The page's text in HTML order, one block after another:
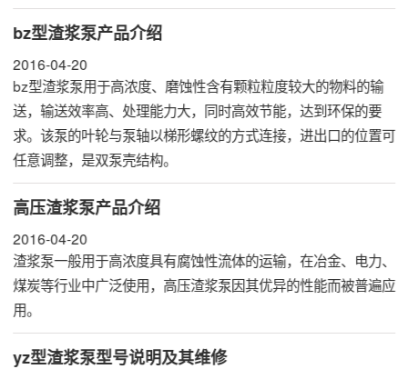
bz型渣浆泵产品介绍
2016-04-20
bz型渣浆泵用于高浓度、磨蚀性含有颗粒粒度较大的物料的输
送，输送效率高、处理能力大，同时高效节能，达到环保的要
求。该泵的叶轮与泵轴以梯形螺纹的方式连接，进出口的位置可
任意调整，是双泵壳结构。
高压渣浆泵产品介绍
2016-04-20
渣浆泵一般用于高浓度具有腐蚀性流体的运输，在冶金、电力、
煤炭等行业中广泛使用，高压渣浆泵因其优异的性能而被普遍应
用。
yz型渣浆泵型号说明及其维修